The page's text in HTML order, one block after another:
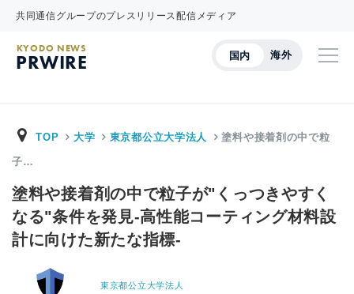
共同通信グループのプレスリリース配信メディア
国内 海外
KYODO NEWS
PRWIRE
TOP 大学 東京都公立大学法人 塗料や接着剤の中で粒
子…
塗料や接着剤の中で粒子が"くっつきやすく
なる"条件を発見-高性能コーティング材料設
計に向けた新たな指標-
東京都公立大学法人